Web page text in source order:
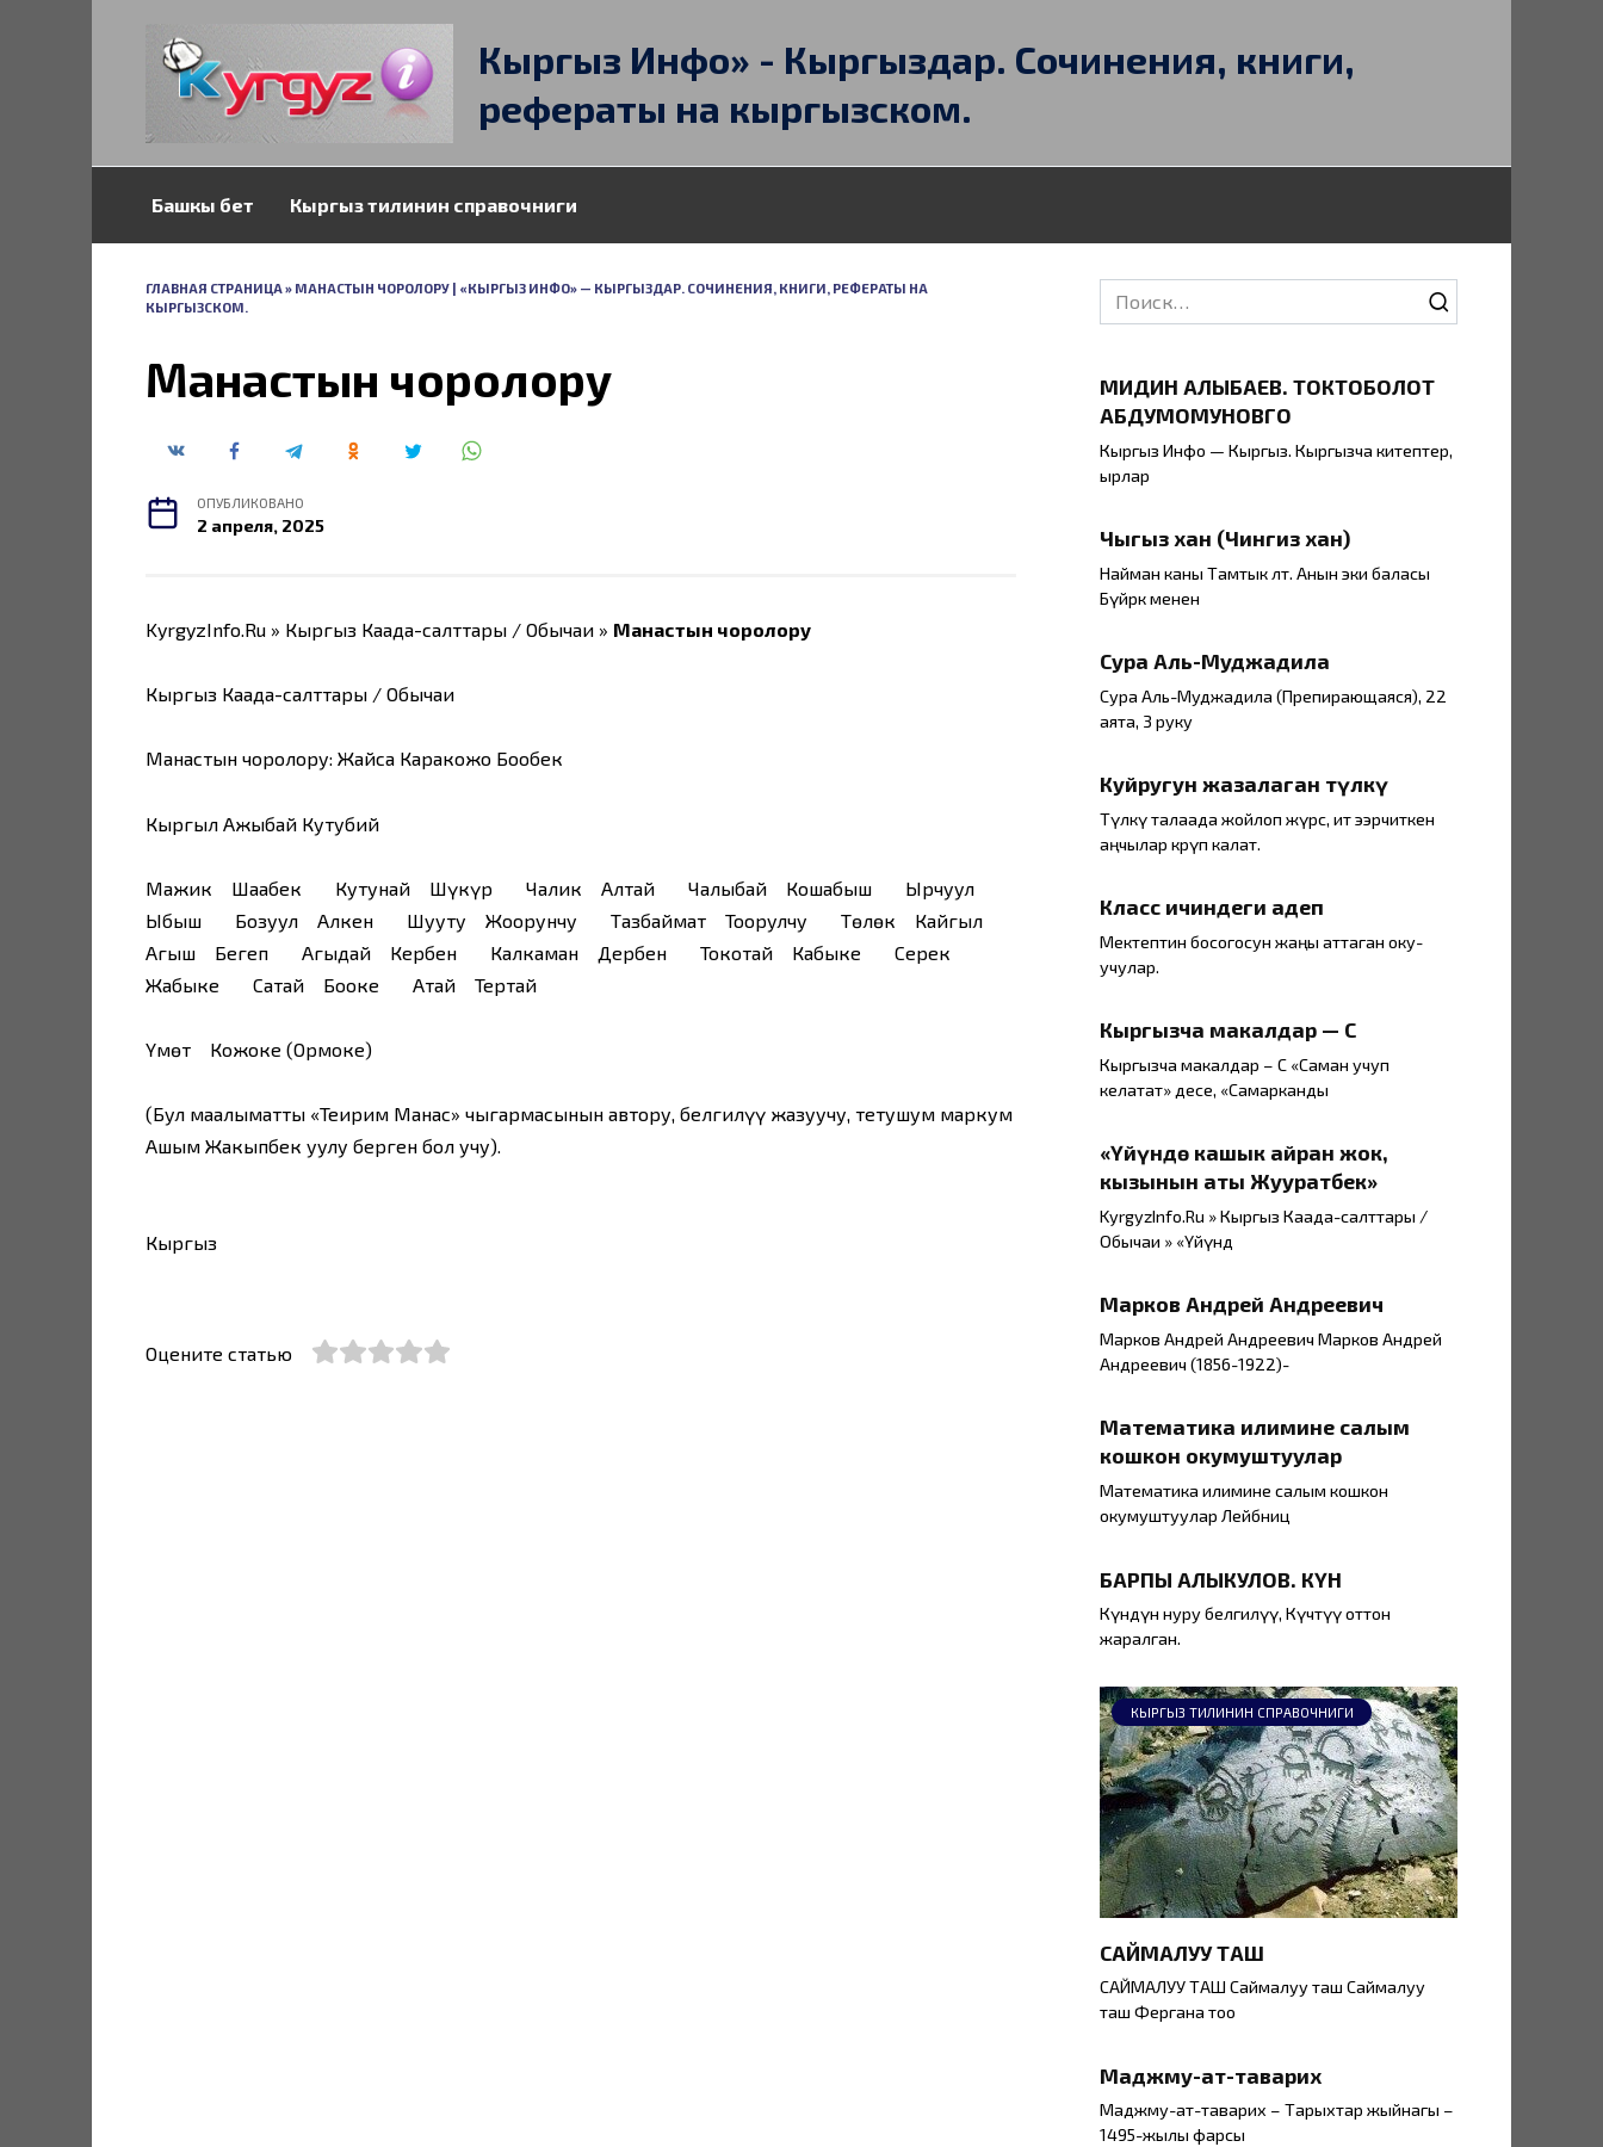
Кыргыз Инфо» - Кыргыздар. Сочинения, книги,
рефераты на кыргызском.
Башкы бет Кыргыз тилинин справочниги
ГЛАВНАЯ СТРАНИЦА» МАНАСТЫН ЧОРОЛОРУ | «КЫРГЫЗ ИНФО» — КЫРГЫЗДАР. СОЧИНЕНИЯ, КНИГИ, РЕФЕРАТЫ НА
КЫРГЫЗСКОМ.
Манастын чоролору
ОПУБЛИКОВАНО
2 апреля, 2025
KyrgyzInfo.Ru » Кыргыз Каада-салттары / Обычаи » Манастын чоролору
Кыргыз Каада-салттары / Обычаи
Манастын чоролору: Жайсаң Каракожо Бообек
Кыргыл Ажыбай Кутубий
Мажик Шаабек Кутунай Шүкүр Чалик Алтай Чалыбай Кошабыш Ырчуул
Ыбыш Бозуул Алкен Шууту Жоорунчу Тазбаймат Тоорулчу Төлөк Кайгыл
Агыш Бегеп Агыдай Кербен Калкаман Дербен Токотай Кабыке Серек
Жабыке Сатай Бооке Атай Тертай
Үмөт Кожоке (Ормоке)
(Бул маалыматты «Теңирим Манас» чыгармасынын автору, белгилүү жазуучу, теңтушум маркум
Ашым Жакыпбек уулу берген бол учу).
Кыргыз
Оцените статью
Search
for:
МИДИН АЛЫБАЕВ. ТОКТОБОЛОТ
АБДУМОМУНОВГО
Кыргыз Инфо — Кыргыз. Кыргызча китептер,
ырлар
Чыңгыз хан (Чингиз хан)
Найман каны Тамтык өлөт. Анын эки баласы
Бүйрөк менен
Сура Аль-Муджадила
Сура Аль-Муджадила (Препирающаяся), 22
аята, 3 руку
Куйругун жазалаган түлкү
Түлкү талаада жойлоп жүрсө, ит ээрчиткен
аңчылар көрүп калат.
Класс ичиндеги адеп
Мектептин босогосун жаңы аттаган оку-
учулар.
Кыргызча макалдар — С
Кыргызча макалдар – С «Саман учуп
келатат» десе, «Самарканды
«Үйүндө кашык айран жок,
кызынын аты Жууратбек»
KyrgyzInfo.Ru » Кыргыз Каада-салттары /
Обычаи » «Үйүндө
Марков Андрей Андреевич
Марков Андрей Андреевич Марков Андрей
Андреевич (1856-1922)-
Математика илимине салым
кошкон окумуштуулар
Математика илимине салым кошкон
окумуштуулар Лейбниц
БАРПЫ АЛЫКУЛОВ. КҮН
Күндүн нуру белгилүү, Күчтүү оттон
жаралган.
КЫРГЫЗ ТИЛИНИН СПРАВОЧНИГИ
САЙМАЛУУ ТАШ
САЙМАЛУУ ТАШ Саймалуу таш Саймалуу
таш Фергана тоо
Маджму-ат-таварих
Маджму-ат-таварих – Тарыхтар жыйнагы –
1495-жылы фарсы